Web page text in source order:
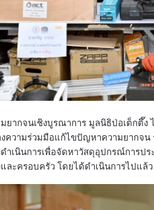
ยากจนเชิงบูรณาการ มูลนิธิป่อเต็กตึ๊
ความร่วมมือแก้ไขปัญหาความยากจ
เนินการเพื่อจัดหาวัสดุอุปกรณ์การป
ละครอบครัว โดยได้ดำเนินการไปแล้